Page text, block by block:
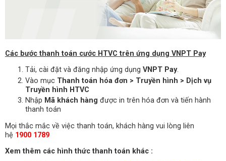
Các bước thanh toán cước HTVC trên ứng dụng VNPT Pay
Tải, cài đặt và đăng nhập ứng dụng VNPT Pay.
Vào mục Thanh toán hóa đơn > Truyền hình > Dịch vụ
Truyền hình HTVC
Nhập Mã khách hàng được in trên hóa đơn và tiến hành
thanh toán
Mọi thắc mắc về việc thanh toán, khách hàng vui lòng liên
hệ 1900 1789
Xem thêm các hình thức thanh toán khác :